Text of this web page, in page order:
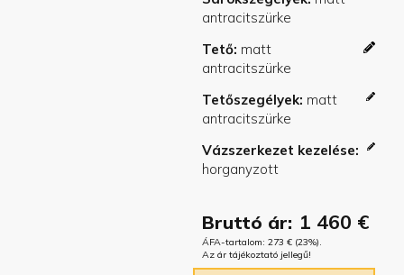
Tető
Tetőszegélyek
Vázszerkezet kezelése
Bruttó ár: 1 460 €
ÁFA-tartalom: 273 € (23%).
Az ár tájékoztató jellegű!